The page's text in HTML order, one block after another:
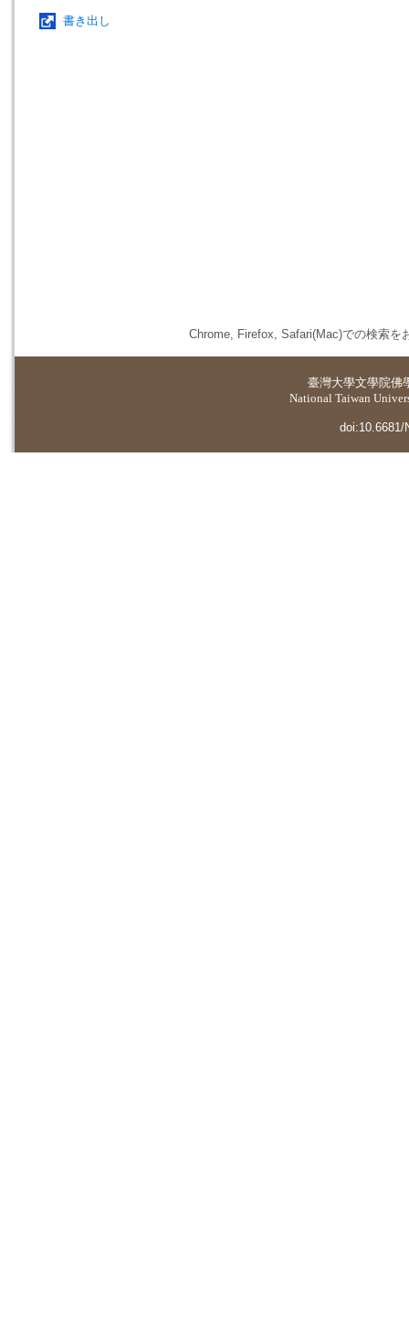
書き出し
Chrome, Firefox, Safari(Mac)での検索を
臺灣大學文學院佛
National Taiwan
doi:10.6681/